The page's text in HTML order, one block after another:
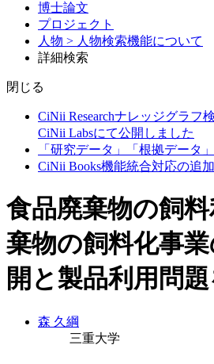
博士論文
プロジェクト
人物 > 人物検索機能について
詳細検索
閉じる
CiNii Researchナレッジグラフ
CiNii Labsにて公開しました
「研究データ」「根拠データ
CiNii Books機能統合対応の追
食品廃棄物の飼
棄物の飼料化事
開と製品利用問
森 久綱
三重大学